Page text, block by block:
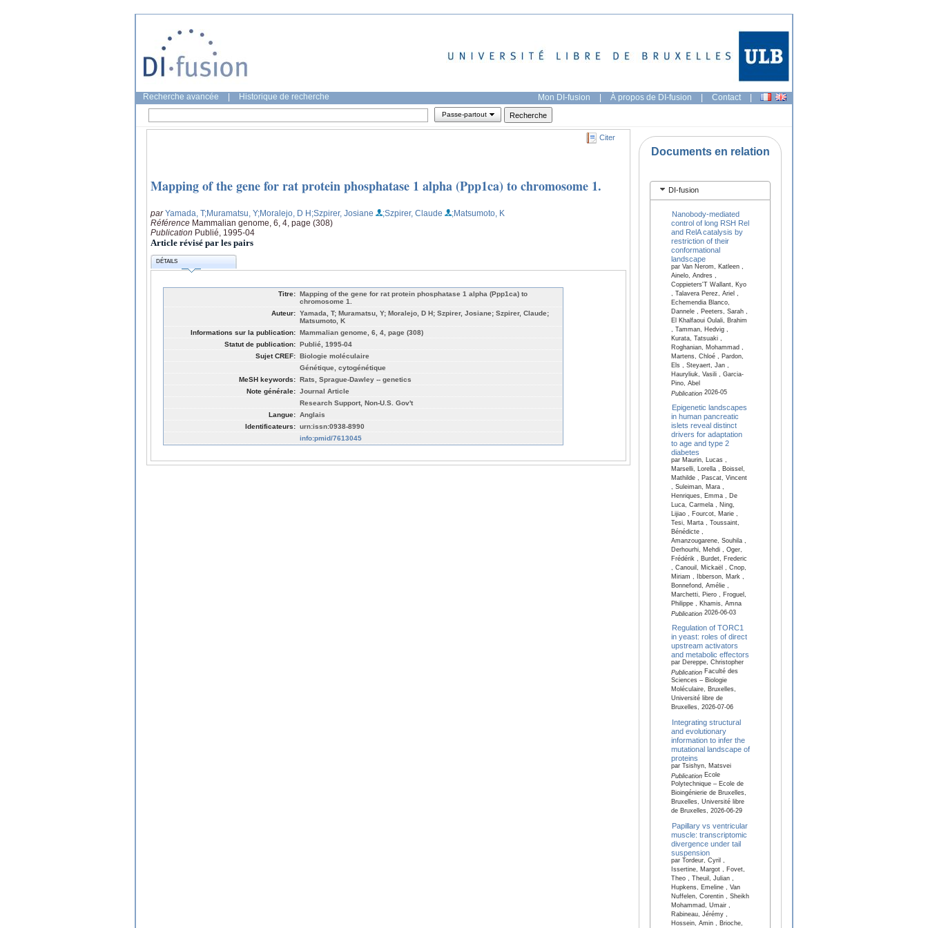
Recherche avancée Historique de recherche Mon DI-fusion | À propos de DI-fusion | Contact |
Passe-partout
Citer
Mapping of the gene for rat protein phosphatase 1 alpha (Ppp1ca) to chromosome 1.
parYamada, T;Muramatsu, Y;Moralejo, D H;Szpirer, Josiane ;Szpirer, Claude
;Matsumoto, K
Référence Mammalian genome, 6, 4, page (308)
Publication Publié, 1995-04
Article révisé par les pairs
DÉTAILS
Titre: Mapping of the gene for rat protein phosphatase 1 alpha (Ppp1ca) to
chromosome 1.
Auteur: Yamada, T; Muramatsu, Y; Moralejo, D H; Szpirer, Josiane; Szpirer, Claude;
Matsumoto, K
Informations sur la publication: Mammalian genome, 6, 4, page (308)
Statut de publication: Publié, 1995-04
Sujet CREF: Biologie moléculaire
Génétique, cytogénétique
MeSH keywords: Rats, Sprague-Dawley -- genetics
Note générale: Journal Article
Research Support, Non-U.S. Gov't
Langue: Anglais
Identificateurs: urn:issn:0938-8990
info:pmid/7613045
Documents en relation
DI-fusion
Nanobody-mediated
control of long RSH Rel
and RelA catalysis by
restriction of their
conformational
landscape
par Van Nerom, Katleen ,
Ainelo, Andres ,
Coppieters'T Wallant, Kyo
, Talavera Perez, Ariel ,
Echemendia Blanco,
Dannele , Peeters, Sarah ,
El Khalfaoui Oulali, Brahim
, Tamman, Hedvig ,
Kurata, Tatsuaki ,
Roghanian, Mohammad ,
Martens, Chloé , Pardon,
Els , Steyaert, Jan ,
Hauryliuk, Vasili , Garcia-
Pino, Abel
Publication2026-05
Epigenetic landscapes
in human pancreatic
islets reveal distinct
drivers for adaptation
to age and type 2
diabetes
par Maurin, Lucas ,
Marselli, Lorella , Boissel,
Mathilde , Pascat, Vincent
, Suleiman, Mara ,
Henriques, Emma , De
Luca, Carmela , Ning,
Lijiao , Fourcot, Marie ,
Tesi, Marta , Toussaint,
Bénédicte ,
Amanzougarene, Souhila ,
Derhourhi, Mehdi , Oger,
Frédérik , Burdet, Frederic
, Canouil, Mickaël , Cnop,
Miriam , Ibberson, Mark ,
Bonnefond, Amélie ,
Marchetti, Piero , Froguel,
Philippe , Khamis, Amna
Publication2026-06-03
Regulation of TORC1
in yeast: roles of direct
upstream activators
and metabolic effectors
par Dereppe, Christopher
PublicationFaculté des
Sciences – Biologie
Moléculaire, Bruxelles,
Université libre de
Bruxelles, 2026-07-06
Integrating structural
and evolutionary
information to infer the
mutational landscape of
proteins
par Tsishyn, Matsvei
PublicationEcole
Polytechnique – Ecole de
Bioingénierie de Bruxelles,
Bruxelles, Université libre
de Bruxelles, 2026-06-29
Papillary vs ventricular
muscle: transcriptomic
divergence under tail
suspension
par Tordeur, Cyril ,
Issertine, Margot , Fovet,
Theo , Theuil, Julian ,
Hupkens, Emeline , Van
Nuffelen, Corentin , Sheikh
Mohammad, Umair ,
Rabineau, Jérémy ,
Hossein, Amin , Brioche,